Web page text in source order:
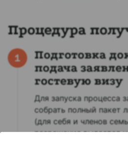
Процедура
1
Подготовка
подача
гостевую визу
Для запуска процесса
собрать полный пакет
(для себя и членов
разрешение выдается